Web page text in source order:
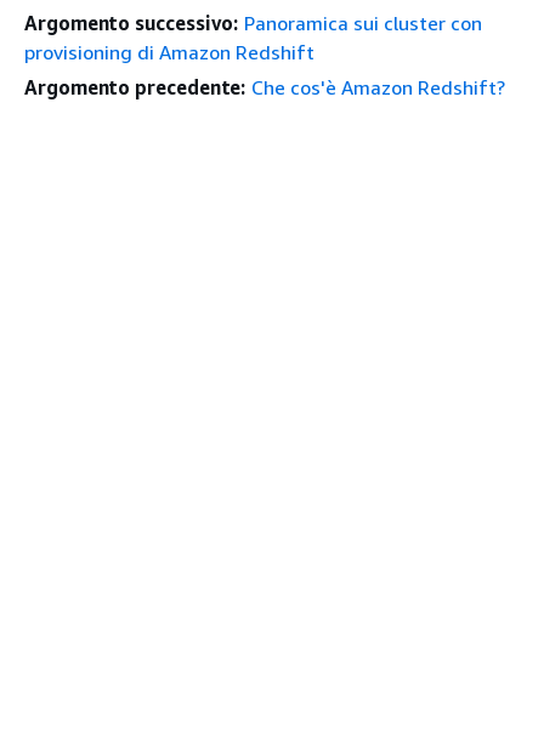
Argomento successivo: Panoramica sui cluster con
provisioning di Amazon Redshift
Argomento precedente: Che cos'è Amazon Redshift?